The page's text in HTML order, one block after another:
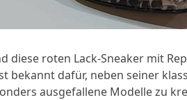
diese roten Lack-Sneaker mit
bekannt dafür, neben seiner
ausgefallene Modelle zu